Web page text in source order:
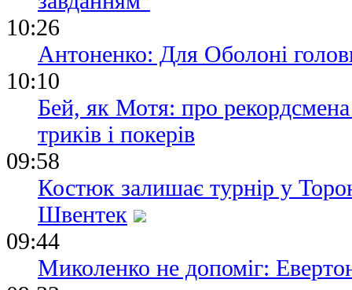
10:26
Антоненко: Для Оболоні
10:10
Бей, як Мотя: про
триків і покерів
09:58
Костюк залишає турнір у
Швентек
09:44
Миколенко не допоміг: